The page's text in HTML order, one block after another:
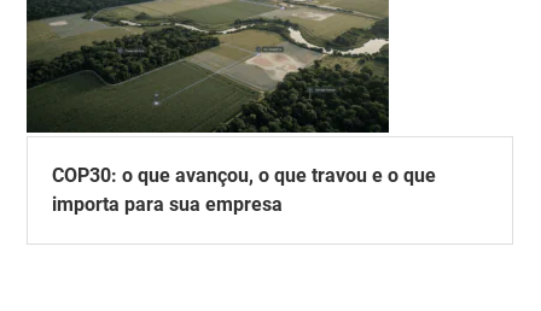
COP30: o que avançou, o que travou e o que
importa para sua empresa